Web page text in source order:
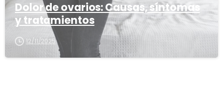
Dolor de ovarios: Causas, síntomas
y tratamientos
12/11/2025